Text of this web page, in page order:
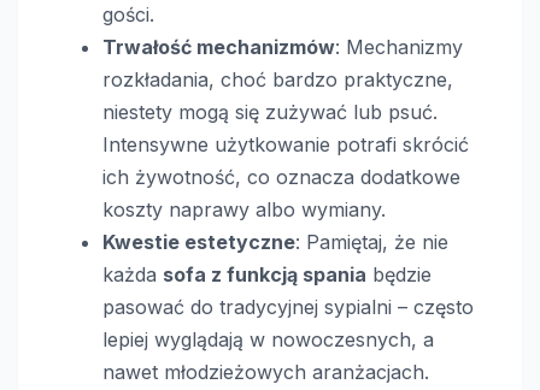
gości.
Trwałość mechanizmów: Mechanizmy
rozkładania, choć bardzo praktyczne,
niestety mogą się zużywać lub psuć.
Intensywne użytkowanie potrafi skrócić
ich żywotność, co oznacza dodatkowe
koszty naprawy albo wymiany.
Kwestie estetyczne: Pamiętaj, że nie
każda sofa z funkcją spania będzie
pasować do tradycyjnej sypialni – często
lepiej wyglądają w nowoczesnych, a
nawet młodzieżowych aranżacjach.